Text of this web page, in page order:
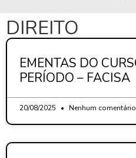
DIREITO
EMENTAS DO
PERÍODO – FACISA
20/08/2025 Nenhum comentário